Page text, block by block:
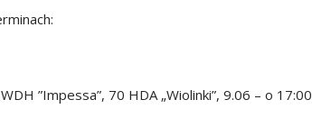
”Impessa”, 70 HDA „Wiolinki”, 9.06 – o 17:00